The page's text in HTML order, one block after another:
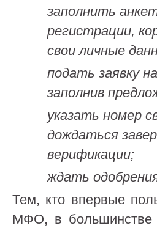
заполнить
регистрации,
свои личные
подать заявку
заполнив
указать номер
дождаться
верификации;
ждать
Тем, кто впервые
МФО, в большинстве